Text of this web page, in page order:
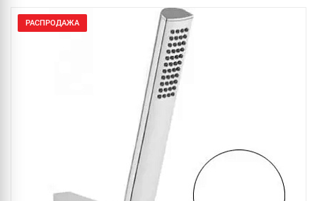
РАСПРОДАЖА